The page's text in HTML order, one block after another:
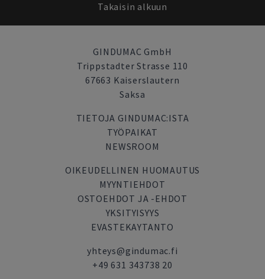
Takaisin alkuun
GINDUMAC GmbH
Trippstadter Strasse 110
67663 Kaiserslautern
Saksa
TIETOJA GINDUMAC:ISTA
TYÖPAIKAT
NEWSROOM
OIKEUDELLINEN HUOMAUTUS
MYYNTIEHDOT
OSTOEHDOT JA -EHDOT
YKSITYISYYS
EVASTEKAYTANTO
yhteys@gindumac.fi
+49 631 343738 20